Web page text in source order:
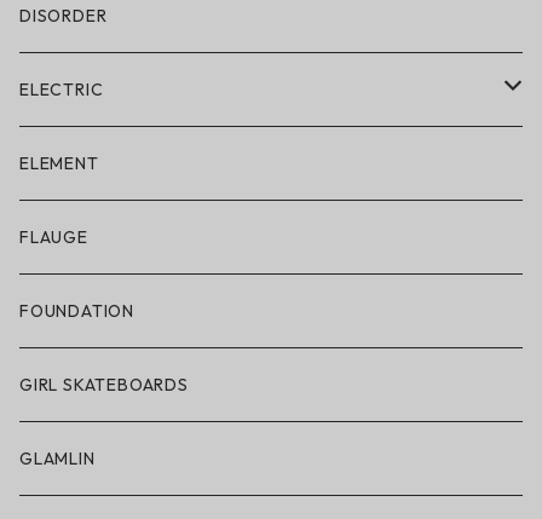
DISORDER
ELECTRIC
ELECTRIC × ON THE ROAM
アパレル
帽子
サングラス
スノーゴーグル
ELEMENT
FLAUGE
FOUNDATION
GIRL SKATEBOARDS
GLAMLIN